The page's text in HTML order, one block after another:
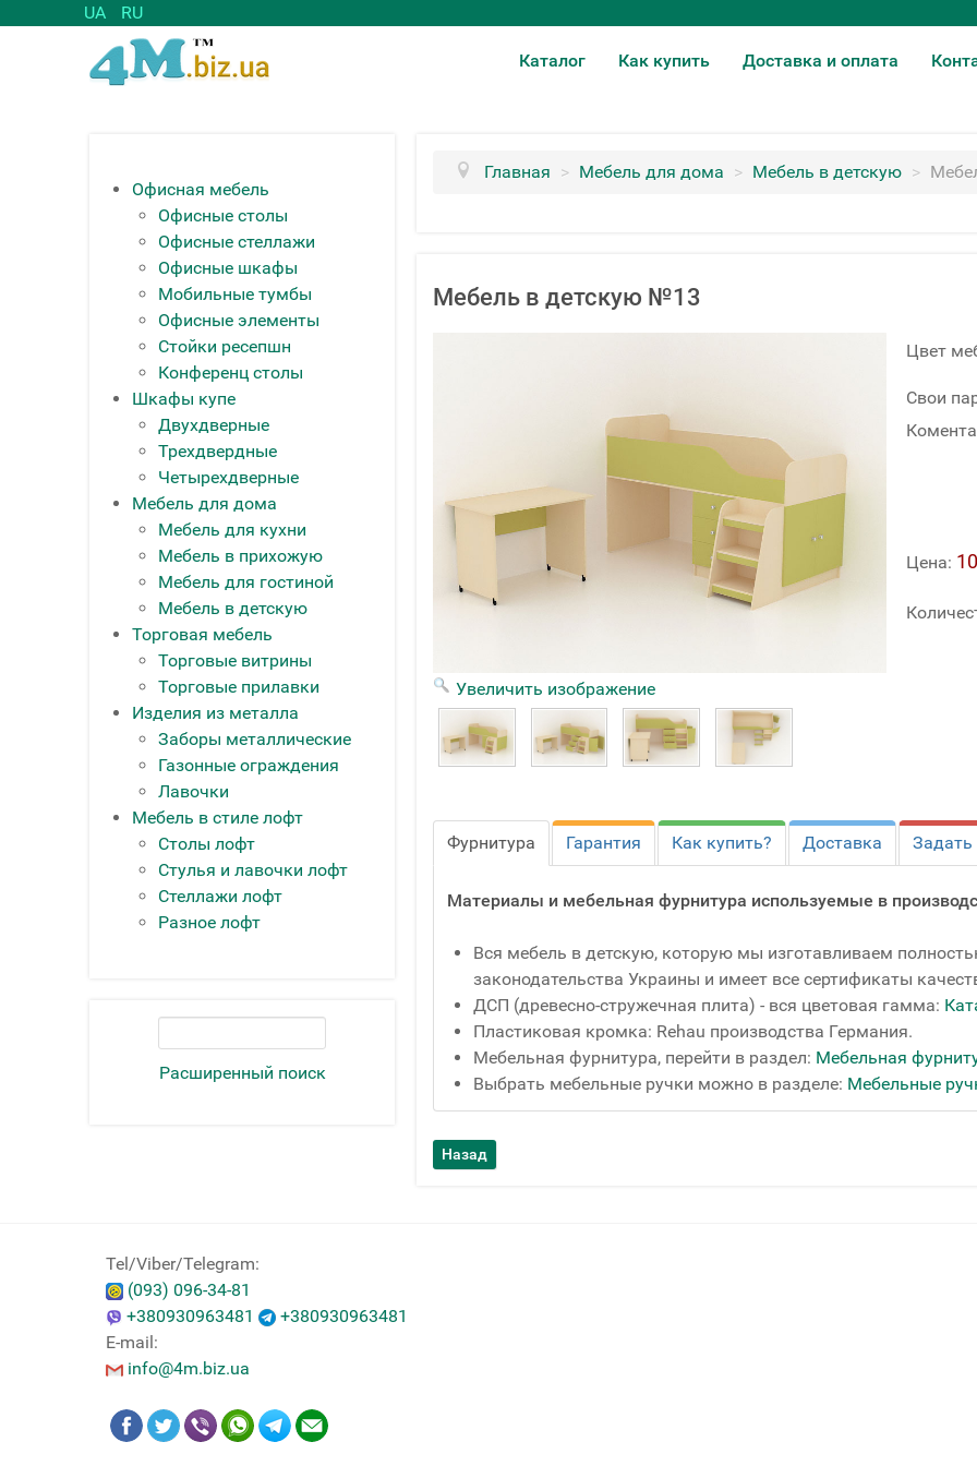
UA RU
Каталог Как купить Доставка и оплата
Офисная мебель
Офисные столы
Офисные стеллажи
Офисные шкафы
Мобильные тумбы
Офисные элементы
Стойки ресепшн
Конференц столы
Шкафы купе
Двухдверные
Трехдвердные
Четырехдверные
Мебель для дома
Мебель для кухни
Мебель в прихожую
Мебель для гостиной
Мебель в детскую
Торговая мебель
Торговые витрины
Торговые прилавки
Изделия из металла
Заборы металлические
Газонные ограждения
Лавочки
Мебель в стиле лофт
Столы лофт
Стулья и лавочки лофт
Стеллажи лофт
Разное лофт
Расширенный поиск
Главная > Мебель для дома > Мебель в детскую >
Мебель в детскую №13
Увеличить изображение
Цвет
Свои
Цена:
Фурнитура Гарантия Как купить? Доставка Задать
Материалы и мебельная фурнитура используемые в
Вся мебель в детскую, которую мы изготавливаем
законодательства Украины и имеет все сертификаты
ДСП (древесно-стружечная плита) - вся цветовая гамма:
Пластиковая кромка: Rehau производства Германия.
Мебельная фурнитура, перейти в раздел: Мебельная
Выбрать мебельные ручки можно в разделе: Мебельные
Tel/Viber/Telegram:
(093) 096-34-81
+380930963481
+380930963481
E-mail:
info@4m.biz.ua